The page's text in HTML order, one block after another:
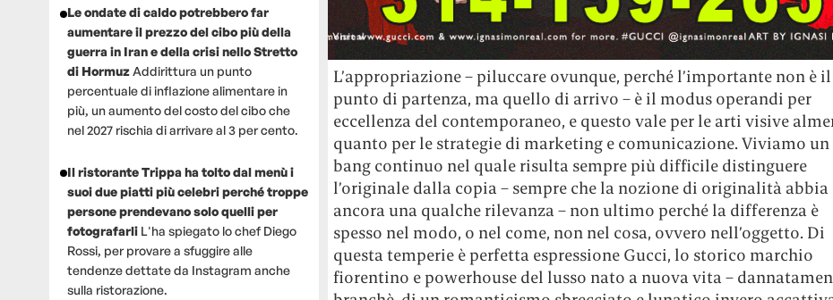
Le ondate di caldo potrebbero far
aumentare il prezzo del cibo più della
guerra in Iran e della crisi nello Stretto
di HormuzAddirittura un punto
percentuale di inflazione alimentare in
più, un aumento del costo del cibo che
nel 2027 rischia di arrivare al 3 per cento.
Il ristorante Trippa ha tolto dal menù i
suoi due piatti più celebri perché troppe
persone prendevano solo quelli per
fotografarli L'ha spiegato lo chef Diego
Rossi, per provare a sfuggire alle
tendenze dettate da Instagram anche
sulla ristorazione.
L’appropriazione – piluccare ovunque, perché l’importante non è il
punto di partenza, ma quello di arrivo – è il modus operandi per
eccellenza del contemporaneo, e questo vale per le arti visive
quanto per le strategie di marketing e comunicazione. Viviamo
bang continuo nel quale risulta sempre più difficile distinguere
l’originale dalla copia – sempre che la nozione di originalità abbia
ancora una qualche rilevanza – non ultimo perché la differenza è
spesso nel modo, o nel come, non nel cosa, ovvero nell’oggetto. Di
questa temperie è perfetta espressione Gucci, lo storico marchio
fiorentino e powerhouse del lusso nato a nuova vita –